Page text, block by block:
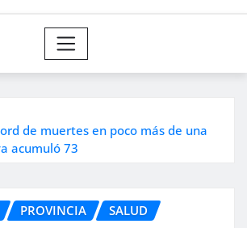
de muertes en poco más de una
acumuló 73
PROVINCIA SALUD